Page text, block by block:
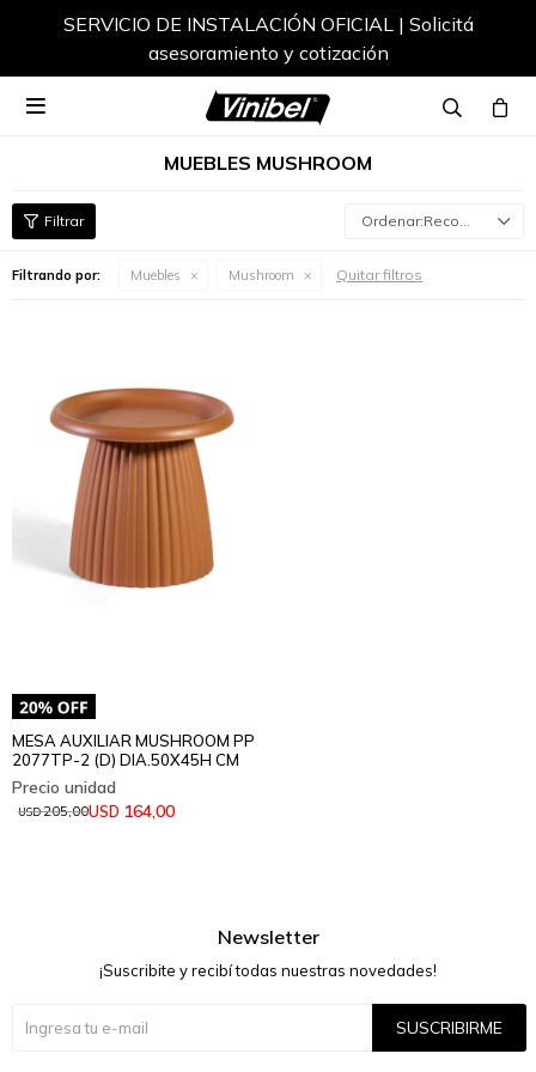
SERVICIO DE INSTALACIÓN OFICIAL | Solicitá
asesoramiento y cotización

MUEBLES MUSHROOM
Recomendados
Filtrando por: Muebles Mushroom Quitar filtros
MESA AUXILIAR MUSHROOM PP
2077TP-2 (D) DIA.50X45H CM
USD 164,00
USD205,00
Newsletter
¡Suscribite y recibí todas nuestras novedades!
SUSCRIBIRME